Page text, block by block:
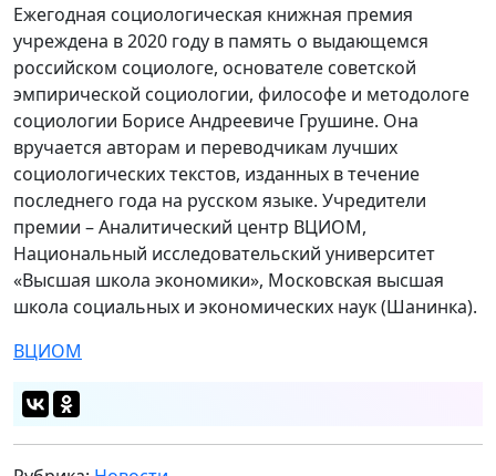
Ежегодная социологическая книжная премия
учреждена в 2020 году в память о выдающемся
российском социологе, основателе советской
эмпирической социологии, философе и методологе
социологии Борисе Андреевиче Грушине. Она
вручается авторам и переводчикам лучших
социологических текстов, изданных в течение
последнего года на русском языке. Учредители
премии – Аналитический центр ВЦИОМ,
Национальный исследовательский университет
«Высшая школа экономики», Московская высшая
школа социальных и экономических наук (Шанинка).
ВЦИОМ